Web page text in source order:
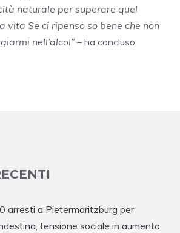
naturale per superare quel
vita Se ci ripenso so bene che non
nell’alcol” – ha concluso.
arresti a Pietermaritzburg per
tensione sociale in aumento